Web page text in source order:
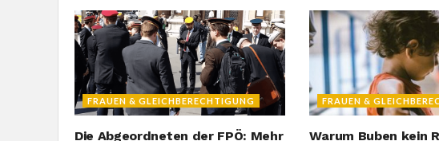
FRAUEN & GLEICHBERECHTIGUNG
Die Abgeordneten der FPÖ: Mehr
FRAUEN &
Warum Buben kein